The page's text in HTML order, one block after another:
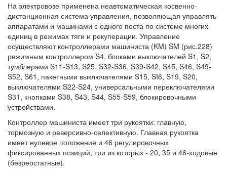
На электровозе применена неавтоматическая косвенно-
дистанционная система управления, позволяющая управлять
аппаратами и машинами с одного поста по системе многих
единиц в режимах тяги и рекуперации. Управление
осуществляют контроллерами машиниста (KM) SM (рис.228)
режимным контроллером S4, блоками выключателей S1, S2,
тумблерами S11-S13, S25, S32-S36, S39-S42, S45, S46, S49-
S52, S61, пакетными выключателями S15, SI6, S19, S20,
выключателями S22-S24, универсальными переключателями
S31, кнопками S38, S43, S44, S55-S59, блокировочными
устройствами.
Контроллер машиниста имеет три рукоятки: главную,
тормозную и реверсивно-селективную. Главная рукоятка
имеет нулевое положение и 46 регулировочных
фиксированных позиций, три из которых - 20, 35 и 46-ходовые
(безреостатные).